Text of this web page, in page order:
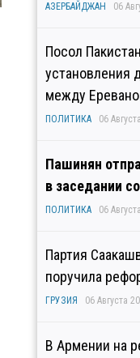
АЗЕРБАЙДЖАН 06
Посол
установления
между
ПОЛИТИКА 06
Пашинян
в заседании
ПОЛИТИКА 06
Партия
поручила
ГРУЗИЯ 06 Августа
В Армении на